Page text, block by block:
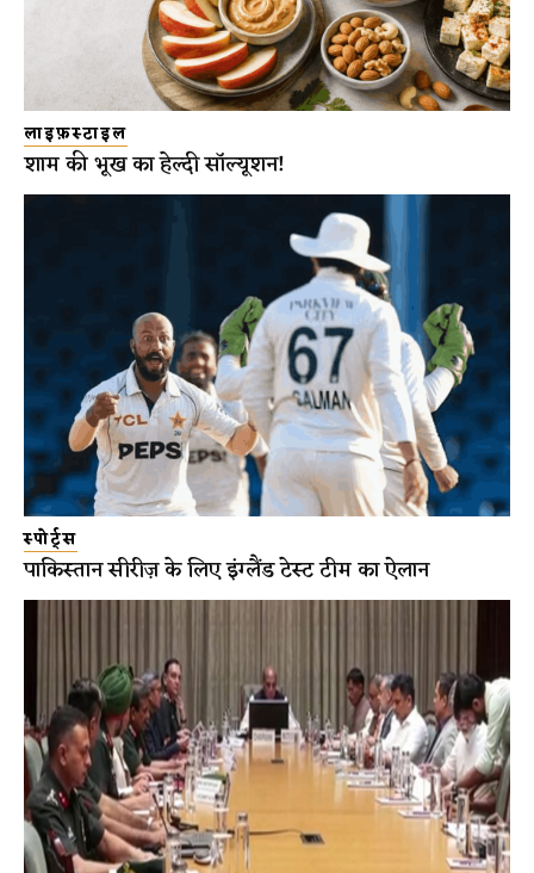
लाइफ़स्टाइल
शाम की भूख का हेल्दी सॉल्यूशन!
स्पोर्ट्स
पाकिस्तान सीरीज़ के लिए इंग्लैंड टेस्ट टीम का ऐलान